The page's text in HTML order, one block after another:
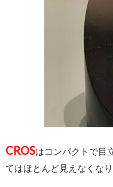
CROSはコンパクトで目
てはほとんど見えなくなり